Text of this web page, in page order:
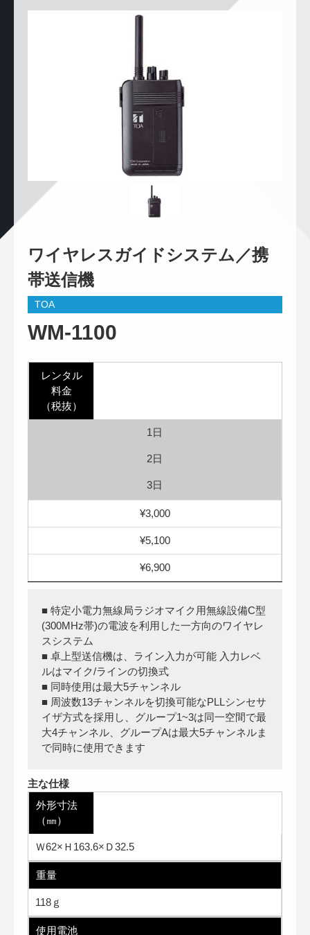
ワイヤレスガイドシステム／携
帯送信機
TOA
WM-1100
レンタル
料金
（税抜）
1日
2日
3日
¥3,000
¥5,100
¥6,900
■ 特定小電力無線局ラジオマイク用無線設備C型
(300MHz帯)の電波を利用した一方向のワイヤレ
スシステム
■ 卓上型送信機は、ライン入力が可能 入力レベ
ルはマイク/ラインの切換式
■ 同時使用は最大5チャンネル
■ 周波数13チャンネルを切換可能なPLLシンセサ
イザ方式を採用し、グループ1~3は同一空間で最
大4チャンネル、グループAは最大5チャンネルま
で同時に使用できます
主な仕様
外形寸法
（㎜）
Ｗ62×Ｈ163.6×Ｄ32.5
重量
118ｇ
使用電池